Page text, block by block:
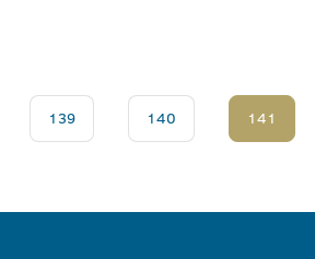
139 140 141